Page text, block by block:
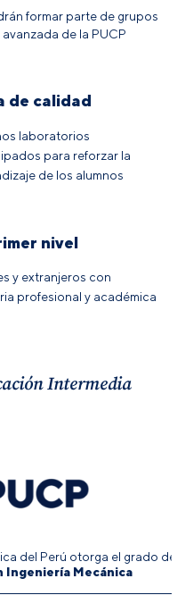
formar parte de grupos
de la PUCP
de calidad
laboratorios
para reforzar la
de los alumnos
nivel
y extranjeros con
profesional y académica
Intermedia
del Perú otorga el grado de
Ingeniería Mecánica